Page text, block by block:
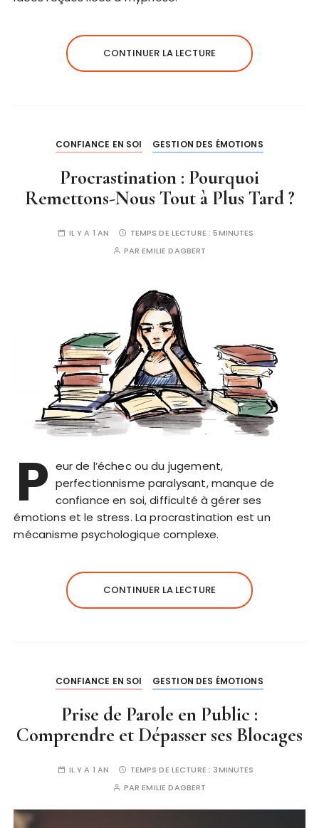
CONTINUER LA LECTURE
CONFIANCE EN SOI GESTION DES ÉMOTIONS
Procrastination : Pourquoi
Remettons-Nous Tout à Plus Tard ?
IL Y A 1 AN TEMPS DE LECTURE :5MINUTES
PAREMILIE DAGBERT
P eur de l’échec ou du jugement,
perfectionnisme paralysant, manque de
confiance en soi, difficulté à gérer ses
émotions et le stress. La procrastination est un
mécanisme psychologique complexe.
CONTINUER LA LECTURE
CONFIANCE EN SOI GESTION DES ÉMOTIONS
Prise de Parole en Public :
Comprendre et Dépasser ses Blocages
IL Y A 1 AN TEMPS DE LECTURE : 3MINUTES
PAREMILIE DAGBERT